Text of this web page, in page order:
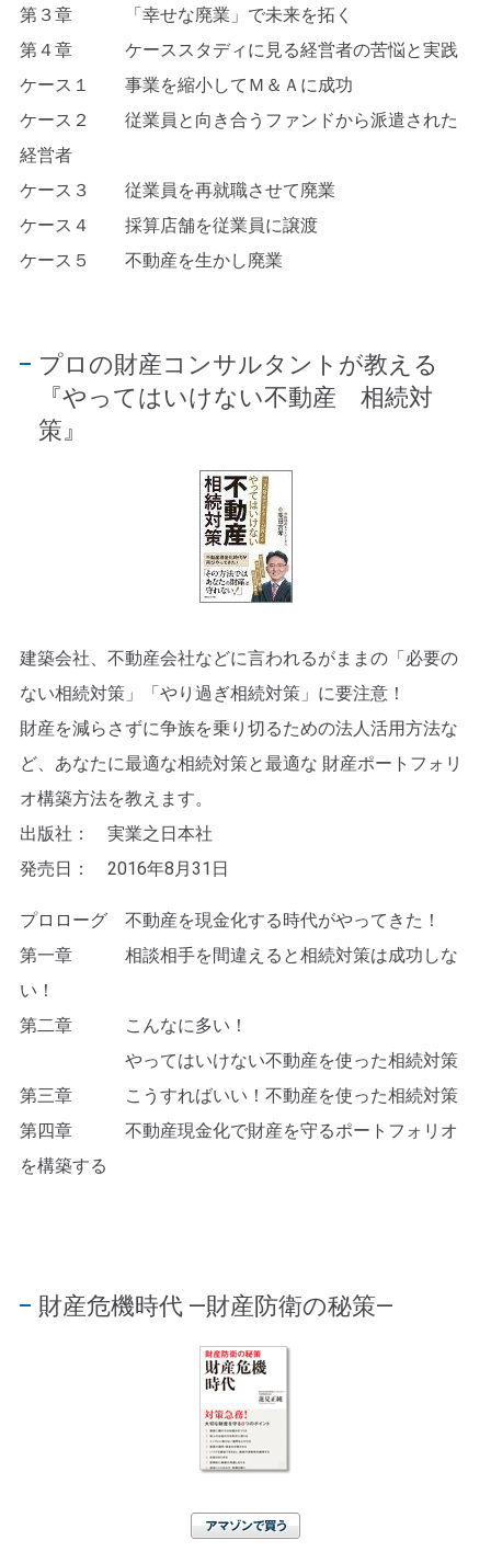
第３章 「幸せな廃業」で未来を拓く
第４章 ケーススタディに見る経営者の苦悩と実践
ケース１ 事業を縮小してＭ＆Ａに成功
ケース２ 従業員と向き合うファンドから派遣された
経営者
ケース３ 従業員を再就職させて廃業
ケース４ 採算店舗を従業員に譲渡
ケース５ 不動産を生かし廃業
プロの財産コンサルタントが教える
『やってはいけない不動産 相続対
策』
建築会社、不動産会社などに言われるがままの「必要の
ない相続対策」「やり過ぎ相続対策」に要注意！
財産を減らさずに争族を乗り切るための法人活用方法な
ど、あなたに最適な相続対策と最適な 財産ポートフォリ
オ構築方法を教えます。
出版社： 実業之日本社
発売日： 2016年8月31日
プロローグ 不動産を現金化する時代がやってきた！
第一章 相談相手を間違えると相続対策は成功しな
い！
第二章 こんなに多い！
やってはいけない不動産を使った相続対策
第三章 こうすればいい！不動産を使った相続対策
第四章 不動産現金化で財産を守るポートフォリオ
を構築する
財産危機時代 ―財産防衛の秘策―